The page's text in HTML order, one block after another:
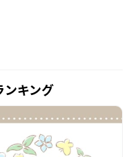
ンキング